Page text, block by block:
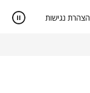
הצהרת נגישות